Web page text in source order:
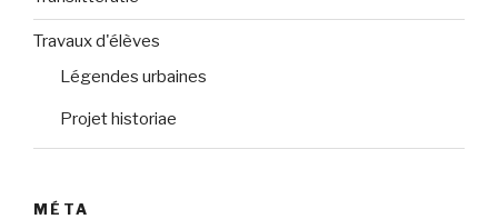
Travaux d'élèves
Légendes urbaines
Projet historiae
MÉTA